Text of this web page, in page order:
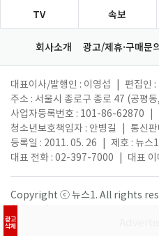
광고
삭제
TV 속보
회사소개 광고/제휴·구매문
대표이사/발행인 : 이영섭 편집인 :
주소 : 서울시 종로구 종로 47 (공평
사업자등록번호 : 101-86-62870
청소년보호책임자 : 안병길
통신
등록일 : 2011. 05. 26
제호 : 뉴스
대표 전화 : 02-397-7000
대표 이
Copyright ⓒ 뉴스1. All rights